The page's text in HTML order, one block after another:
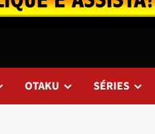
OTAKU SÉRIES